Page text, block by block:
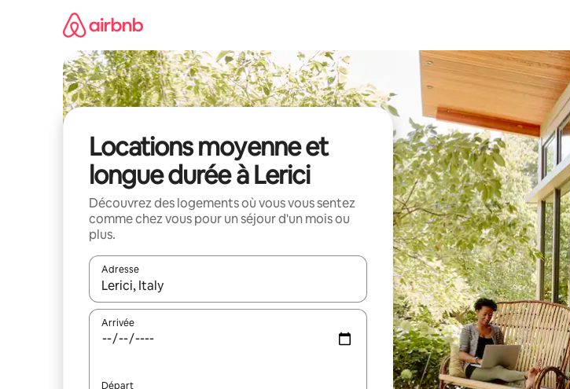
Locations moyenne et
longue durée à Lerici
Découvrez des logements où vous vous sentez
comme chez vous pour un séjour d'un mois ou
plus.
Adresse
Lorsque les résultats s'affichent, utilisez les flèches vers le haut et vers le bas pour les
Arrivée
Départ